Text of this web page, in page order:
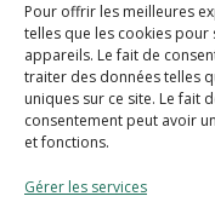
Pour offrir les meilleures
telles que les cookies
appareils. Le fait de
traiter des données telles
uniques sur ce site. Le fait
consentement peut avoir
et fonctions.
Gérer les services